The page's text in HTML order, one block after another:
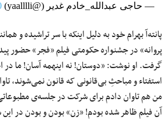
— حاجی عبدالله_خادم غدیر (@yaalllli)
پانته‌آ بهرام خود به دلیل اینکه با سر تراشیده و
پروانه» در جشنواره حکومتی فیلم «فجر» حضور
گرفت. او نوشت: «دوستان! نه اینهمه آسان! ما در
استفتاء و مباحثِ بی‌قانونی که قانون نمی‌شوند،
من هم تاوان دادم برای شرکت در جلسه‌ی
آن فیلم ظاهر شده بودم! «زن» بودن و بودن در